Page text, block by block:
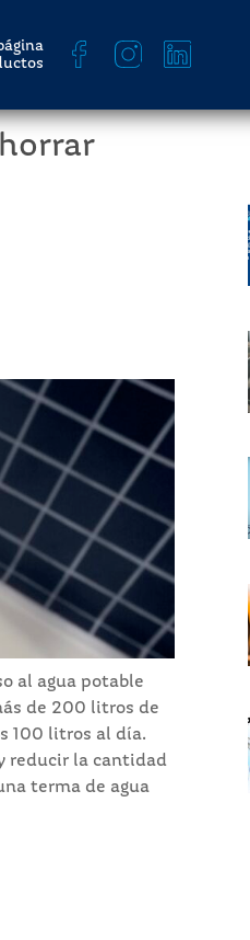
al agua potable
de 200 litros de
100 litros al día.
reducir la cantidad
terma de agua